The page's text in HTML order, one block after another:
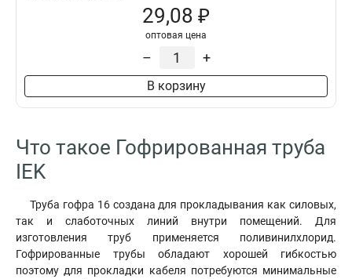
29,08 ₽
оптовая цена
– +
В корзину
Что такое Гофрированная труба
IEK
Труба гофра 16 создана для прокладывания как силовых,
так и слаботочных линий внутри помещений. Для
изготовления труб применяется поливинилхлорид.
Гофрированные трубы обладают хорошей гибкостью
поэтому для прокладки кабеля потребуются минимальные